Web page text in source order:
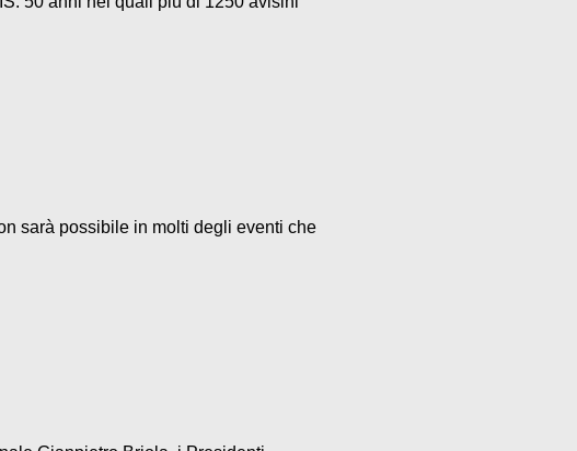
sarà possibile in molti degli eventi che